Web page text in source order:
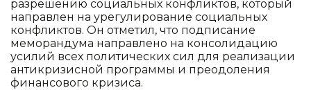
разрешению социальных конфликтов, который
направлен на урегулирование социальных
конфликтов. Он отметил, что подписание
меморандума направлено на консолидацию
усилий всех политических сил для реализации
антикризисной программы и преодоления
финансового кризиса.